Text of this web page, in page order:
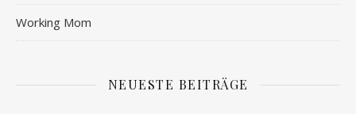
Working Mom
NEUESTE BEITRÄGE